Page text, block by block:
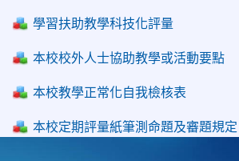
學習扶助教學科技化評量
本校校外人士協助教學或活動要點
本校教學正常化自我檢核表
本校定期評量紙筆測命題及審題規定